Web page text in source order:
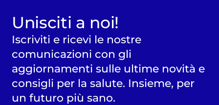
Unisciti a noi!
Iscriviti e ricevi le nostre
comunicazioni con gli
aggiornamenti sulle ultime novità e
consigli per la salute. Insieme, per
un futuro più sano.